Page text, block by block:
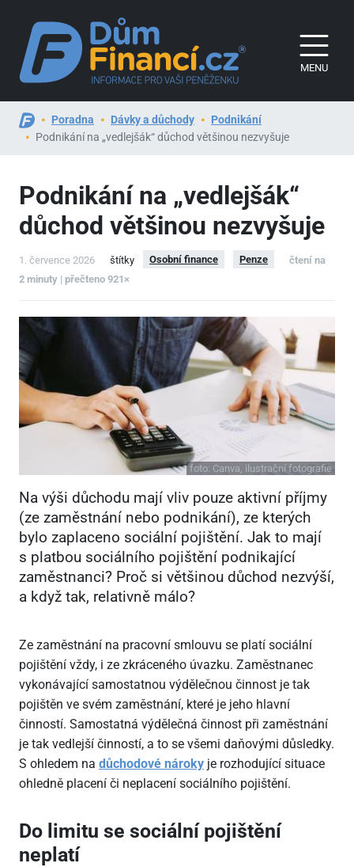
MENU
Poradna Dávky a důchody
Podnikání
Podnikání na „vedlejšák“ důchod většinou nezvyšuje
Podnikání na „vedlejšák“
důchod většinou nezvyšuje
1. července 2026 štítky Osobní finance Penze
čtení na
2 minuty | přečteno 921×
foto: Canva, ilustrační fotografie
Na výši důchodu mají vliv pouze aktivní příjmy
(ze zaměstnání nebo podnikání), ze kterých
bylo zaplaceno sociální pojištění. Jak to mají
s platbou sociálního pojištění podnikající
zaměstnanci? Proč si většinou důchod nezvýší,
a když tak, relativně málo?
Ze zaměstnání na pracovní smlouvu se platí sociální
pojištění vždy, i ze zkráceného úvazku. Zaměstnanec
vykonávající samostatnou výdělečnou činnost je tak
pojištěn ve svém zaměstnání, které je jeho hlavní
činností. Samostatná výdělečná činnost při zaměstnání
je tak vedlejší činností, a to se všemi daňovými důsledky.
S ohledem na důchodové nároky je rozhodující situace
ohledně placení či neplacení sociálního pojištění.
Do limitu se sociální pojištění
neplatí